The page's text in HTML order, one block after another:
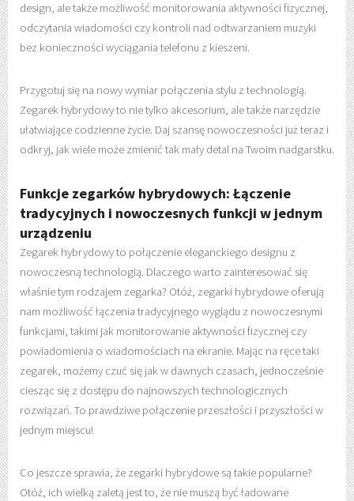
design, ale także możliwość monitorowania aktywności fizycznej,
odczytania wiadomości czy kontroli nad odtwarzaniem muzyki
bez konieczności wyciągania telefonu z kieszeni.
Przygotuj się na nowy wymiar połączenia stylu z technologią.
Zegarek hybrydowy to nie tylko akcesorium, ale także narzędzie
ułatwiające codzienne życie. Daj szansę nowoczesności już teraz i
odkryj, jak wiele może zmienić tak mały detal na Twoim nadgarstku.
Funkcje zegarków hybrydowych: Łączenie
tradycyjnych i nowoczesnych funkcji w jednym
urządzeniu
Zegarek hybrydowy to połączenie eleganckiego designu z
nowoczesną technologią. Dlaczego warto zainteresować się
właśnie tym rodzajem zegarka? Otóż, zegarki hybrydowe oferują
nam możliwość łączenia tradycyjnego wyglądu z nowoczesnymi
funkcjami, takimi jak monitorowanie aktywności fizycznej czy
powiadomienia o wiadomościach na ekranie. Mając na ręce taki
zegarek, możemy czuć się jak w dawnych czasach, jednocześnie
ciesząc się z dostępu do najnowszych technologicznych
rozwiązań. To prawdziwe połączenie przeszłości i przyszłości w
jednym miejscu!
Co jeszcze sprawia, że zegarki hybrydowe są takie popularne?
Otóż, ich wielką zaletą jest to, że nie muszą być ładowane